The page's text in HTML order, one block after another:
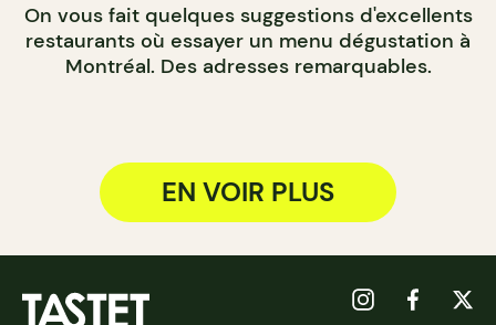
On vous fait quelques suggestions d'excellents
restaurants où essayer un menu dégustation à
Montréal. Des adresses remarquables.
EN VOIR PLUS